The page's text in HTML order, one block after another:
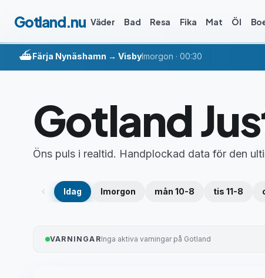
Gotland.nu Väder Bad Resa Fika Mat Öl
⛴️Färja Nynäshamn → VisbyImorgon · 00:30
Gotland
Öns puls i realtid. Handplockad data för den
chevron_left Idag Imorgon mån 10-8 tis 11-8
VARNINGARInga aktiva varningar på Gotland